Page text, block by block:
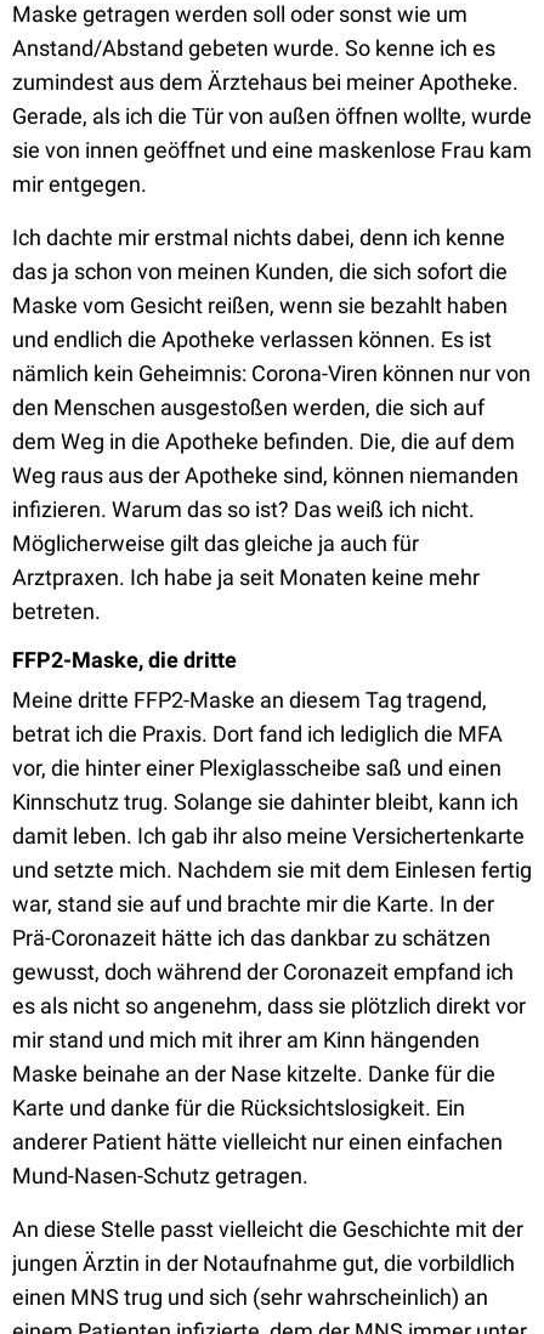
Maske getragen werden soll oder sonst wie um
Anstand/Abstand gebeten wurde. So kenne ich es
zumindest aus dem Ärztehaus bei meiner Apotheke.
Gerade, als ich die Tür von außen öffnen wollte, wurde
sie von innen geöffnet und eine maskenlose Frau kam
mir entgegen.
Ich dachte mir erstmal nichts dabei, denn ich kenne
das ja schon von meinen Kunden, die sich sofort die
Maske vom Gesicht reißen, wenn sie bezahlt haben
und endlich die Apotheke verlassen können. Es ist
nämlich kein Geheimnis: Corona-Viren können nur von
den Menschen ausgestoßen werden, die sich auf
dem Weg in die Apotheke befinden. Die, die auf dem
Weg raus aus der Apotheke sind, können niemanden
infizieren. Warum das so ist? Das weiß ich nicht.
Möglicherweise gilt das gleiche ja auch für
Arztpraxen. Ich habe ja seit Monaten keine mehr
betreten.
FFP2-Maske, die dritte
Meine dritte FFP2-Maske an diesem Tag tragend,
betrat ich die Praxis. Dort fand ich lediglich die MFA
vor, die hinter einer Plexiglasscheibe saß und einen
Kinnschutz trug. Solange sie dahinter bleibt, kann ich
damit leben. Ich gab ihr also meine Versichertenkarte
und setzte mich. Nachdem sie mit dem Einlesen fertig
war, stand sie auf und brachte mir die Karte. In der
Prä-Coronazeit hätte ich das dankbar zu schätzen
gewusst, doch während der Coronazeit empfand ich
es als nicht so angenehm, dass sie plötzlich direkt vor
mir stand und mich mit ihrer am Kinn hängenden
Maske beinahe an der Nase kitzelte. Danke für die
Karte und danke für die Rücksichtslosigkeit. Ein
anderer Patient hätte vielleicht nur einen einfachen
Mund-Nasen-Schutz getragen.
An diese Stelle passt vielleicht die Geschichte mit der
jungen Ärztin in der Notaufnahme gut, die vorbildlich
einen MNS trug und sich (sehr wahrscheinlich) an